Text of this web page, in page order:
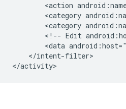
<action
<category
<category
<!-- Edit
<data
</intent-filter>